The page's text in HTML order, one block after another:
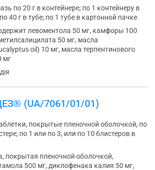
по 20 г в контейнере; по 1 контейнеру в
40 г в тубе; по 1 тубе в картонной пачке
левоментола 50 мг, камфоры 100
50 мг, масла
oil) 10 мг, масла терпентинового
мг
(UA/7061/01/01)
покрытые пленочной оболочкой, по
по 1 или по 3, или по 10 блистеров в
покрытая пленочной оболочкой,
500 мг, диклофенака калия 50 мг,